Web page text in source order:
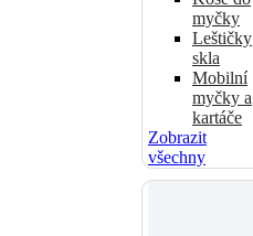
myčky
Leštičky
skla
Mobilní
myčky a
kartáče
Zobrazit
všechny